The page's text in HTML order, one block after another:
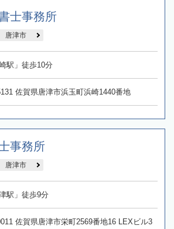
士事務所
唐津市
駅」徒歩10分
佐賀県唐津市浜玉町浜崎1440番地
事務所
唐津市
駅」徒歩9分
佐賀県唐津市栄町2569番地16 LEXビル3